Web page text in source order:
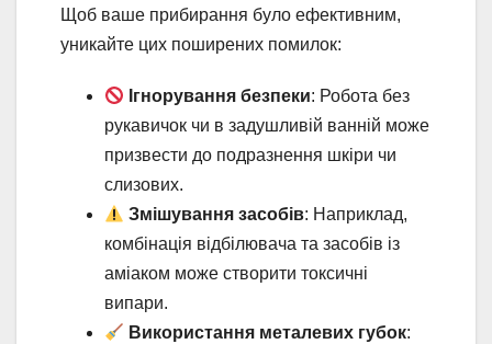
Щоб ваше прибирання було ефективним,
уникайте цих поширених помилок:
Ігнорування безпеки: Робота без
рукавичок чи в задушливій ванній може
призвести до подразнення шкіри чи
слизових.
Змішування засобів: Наприклад,
комбінація відбілювача та засобів із
аміаком може створити токсичні
випари.
Використання металевих губок: